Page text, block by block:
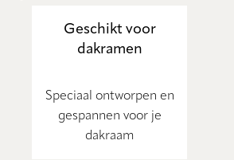
Geschikt voor
dakramen
Speciaal ontworpen en
gespannen voor je
dakraam